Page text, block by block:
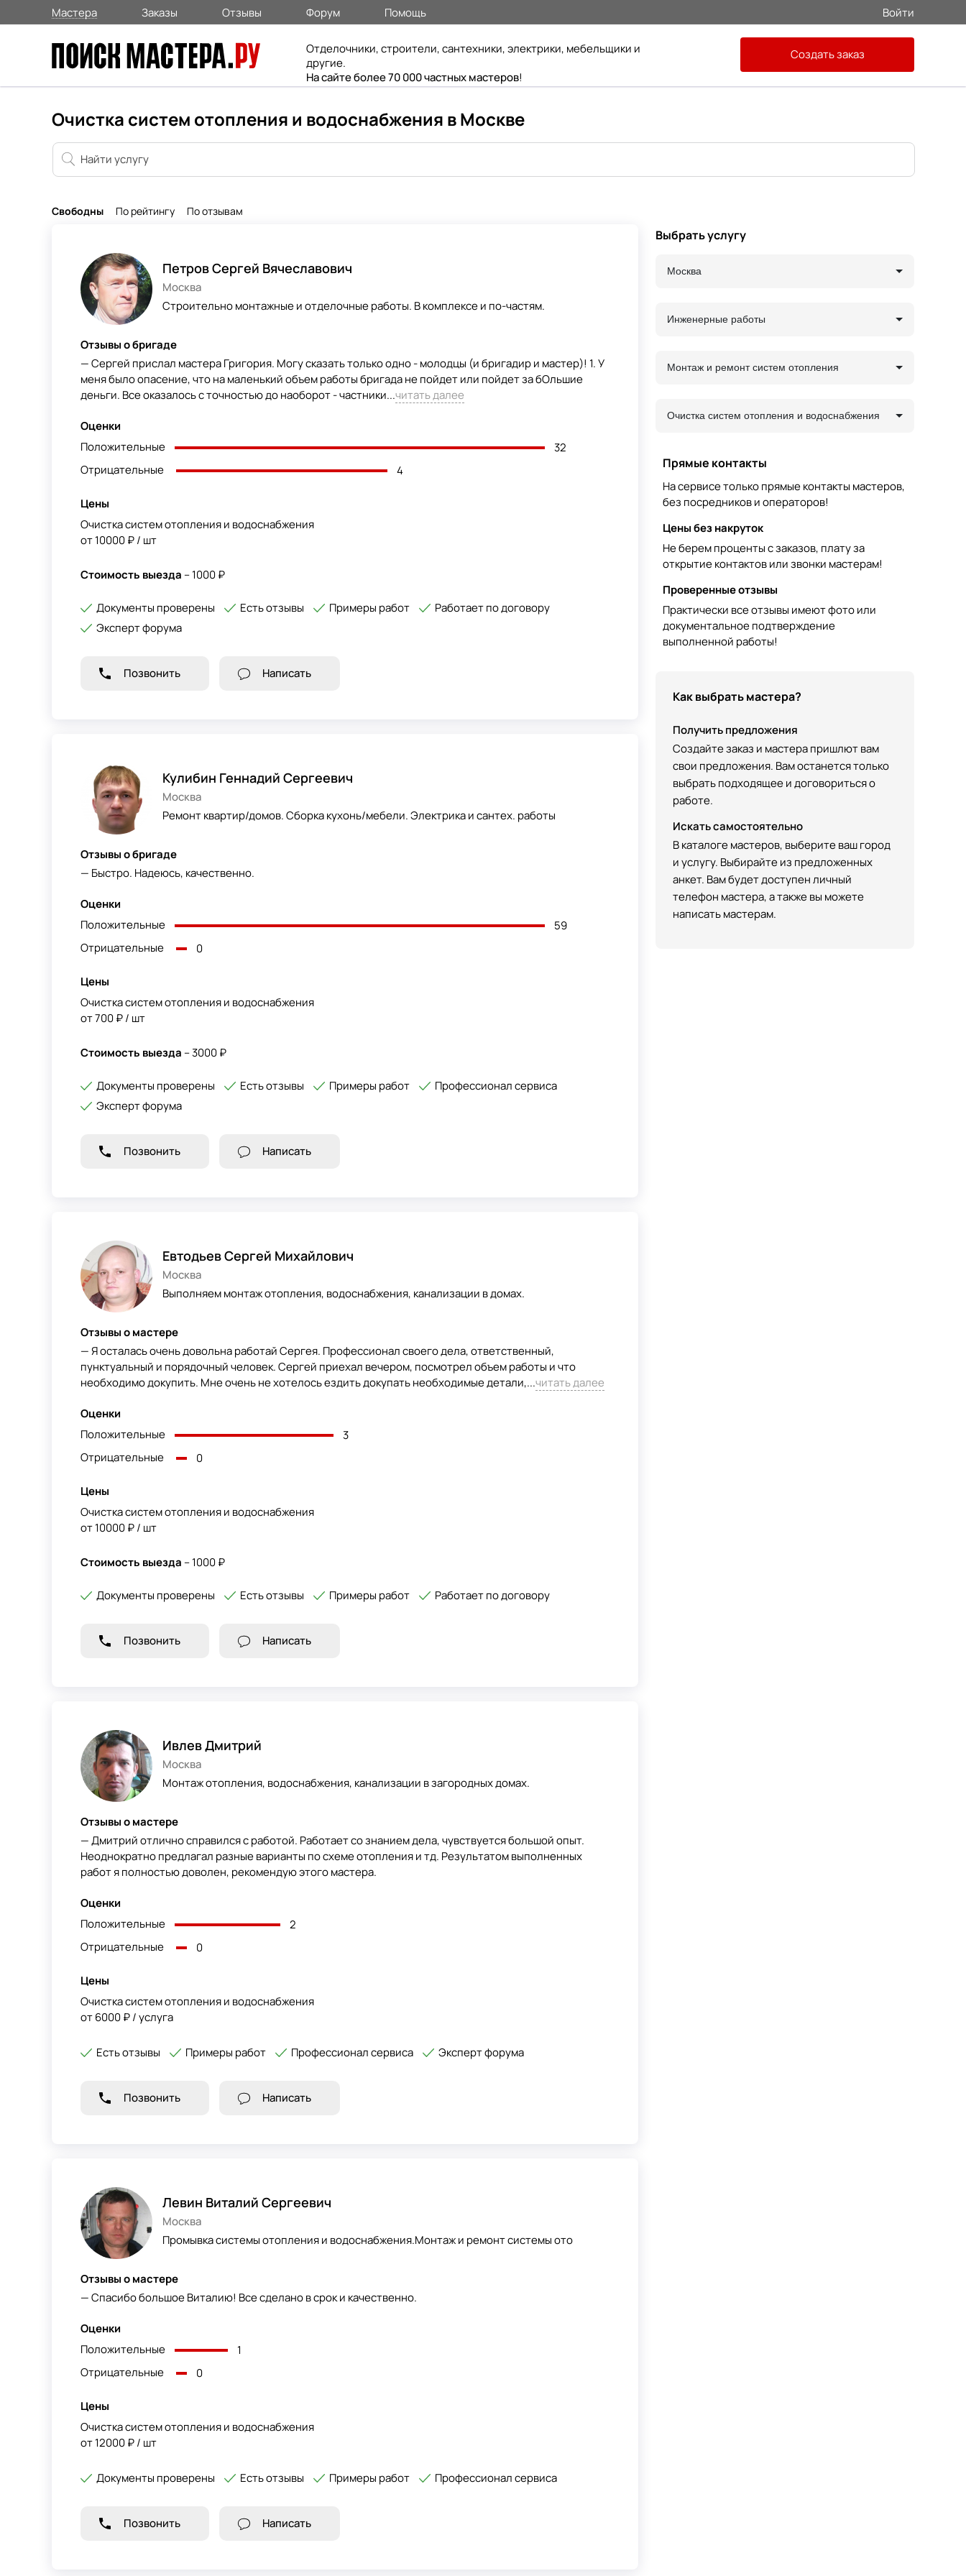
Мастера Заказы Отзывы Форум Помощь Войти
Отделочники, строители, сантехники, электрики, мебельщики и
другие.
На сайте более 70 000 частных мастеров!
Создать заказ
Очистка систем отопления и водоснабжения в Москве
Свободны По рейтингу По отзывам
Петров Сергей Вячеславович
Москва
Строительно монтажные и отделочные работы. В комплексе и по-частям.
Отзывы о бригаде
— Сергей прислал мастера Григория. Могу сказать только одно - молодцы (и бригадир и мастер)! 1. У
меня было опасение, что на маленький объем работы бригада не пойдет или пойдет за бОльшие
деньги. Все оказалось с точностью до наоборот - частники...читать далее
Оценки
Положительные
32
Отрицательные
4
Цены
Очистка систем отопления и водоснабжения
от 10000 ₽ / шт
Стоимость выезда – 1000 ₽
Документы проверены Есть отзывы Примеры работ
Работает по договору
Эксперт форума
Позвонить Написать
Кулибин Геннадий Сергеевич
Москва
Ремонт квартир/домов. Сборка кухонь/мебели. Электрика и сантех. работы
Отзывы о бригаде
— Быстро. Надеюсь, качественно.
Оценки
Положительные
59
Отрицательные
0
Цены
Очистка систем отопления и водоснабжения
от 700 ₽ / шт
Стоимость выезда – 3000 ₽
Документы проверены Есть отзывы Примеры работ
Профессионал сервиса
Эксперт форума
Позвонить Написать
Евтодьев Сергей Михайлович
Москва
Выполняем монтаж отопления, водоснабжения, канализации в домах.
Отзывы о мастере
— Я осталась очень довольна работай Сергея. Профессионал своего дела, ответственный,
пунктуальный и порядочный человек. Сергей приехал вечером, посмотрел объем работы и что
необходимо докупить. Мне очень не хотелось ездить докупать необходимые детали,...читать далее
Оценки
Положительные
3
Отрицательные
0
Цены
Очистка систем отопления и водоснабжения
от 10000 ₽ / шт
Стоимость выезда – 1000 ₽
Документы проверены Есть отзывы Примеры работ Работает по договору
Позвонить Написать
Ивлев Дмитрий
Москва
Монтаж отопления, водоснабжения, канализации в загородных домах.
Отзывы о мастере
— Дмитрий отлично справился с работой. Работает со знанием дела, чувствуется большой опыт.
Неоднократно предлагал разные варианты по схеме отопления и тд. Результатом выполненных
работ я полностью доволен, рекомендую этого мастера.
Оценки
Положительные
2
Отрицательные
0
Цены
Очистка систем отопления и водоснабжения
от 6000 ₽ / услуга
Есть отзывы Примеры работ Профессионал сервиса Эксперт форума
Позвонить Написать
Левин Виталий Сергеевич
Москва
Промывка системы отопления и водоснабжения.Монтаж и ремонт системы ото
Отзывы о мастере
— Спасибо большое Виталию! Все сделано в срок и качественно.
Оценки
Положительные
1
Отрицательные
0
Цены
Очистка систем отопления и водоснабжения
от 12000 ₽ / шт
Документы проверены Есть отзывы Примеры работ Профессионал сервиса
Позвонить Написать
Выбрать услугу
Москва
Инженерные работы
Монтаж и ремонт систем отопления
Очистка систем отопления и водоснабжения
Прямые контакты
На сервисе только прямые контакты мастеров,
без посредников и операторов!
Цены без накруток
Не берем проценты с заказов, плату за
открытие контактов или звонки мастерам!
Проверенные отзывы
Практически все отзывы имеют фото или
документальное подтверждение
выполненной работы!
Как выбрать мастера?
Получить предложения
Создайте заказ и мастера пришлют вам
свои предложения. Вам останется только
выбрать подходящее и договориться о
работе.
Искать самостоятельно
В каталоге мастеров, выберите ваш город
и услугу. Выбирайте из предложенных
анкет. Вам будет доступен личный
телефон мастера, а также вы можете
написать мастерам.